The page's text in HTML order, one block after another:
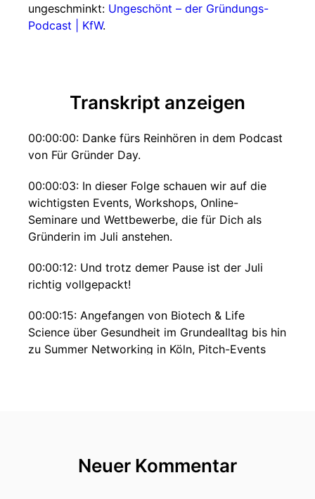
ungeschminkt: Ungeschönt – der Gründungs-
Podcast | KfW.
Transkript anzeigen
00:00:00: Danke fürs Reinhören in dem Podcast
von Für Gründer Day.
00:00:03: In dieser Folge schauen wir auf die
wichtigsten Events, Workshops, Online-
Seminare und Wettbewerbe, die für Dich als
Gründerin im Juli anstehen.
00:00:12: Und trotz demer Pause ist der Juli
richtig vollgepackt!
00:00:15: Angefangen von Biotech & Life
Science über Gesundheit im Grundealltag bis hin
zu Summer Networking in Köln, Pitch-Events
Neuer Kommentar